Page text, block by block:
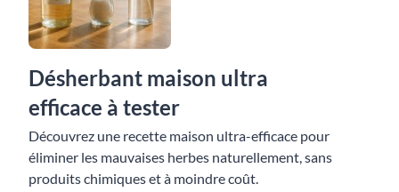
Désherbant maison ultra
efficace à tester
Découvrez une recette maison ultra-efficace pour
éliminer les mauvaises herbes naturellement, sans
produits chimiques et à moindre coût.